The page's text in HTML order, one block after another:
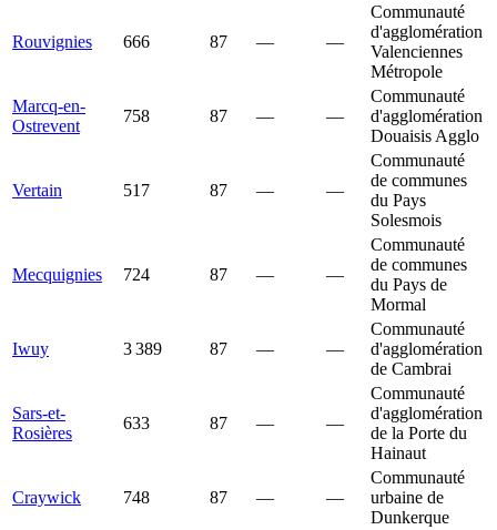
Rouvignies 666 87 — —
Communauté
d'agglomération
Valenciennes
Métropole
Marcq-en-
Ostrevent
758 87 — —
Communauté
d'agglomération
Douaisis Agglo
Vertain 517 87 — —
Communauté
de communes
du Pays
Solesmois
Mecquignies 724 87 — —
Communauté
de communes
du Pays de
Mormal
Iwuy 3 389 87 — —
Communauté
d'agglomération
de Cambrai
Sars-et-
Rosières
633 87 — —
Communauté
d'agglomération
de la Porte du
Hainaut
Craywick 748 87 — —
Communauté
urbaine de
Dunkerque